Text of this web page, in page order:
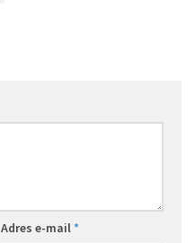
Adres e-mail*